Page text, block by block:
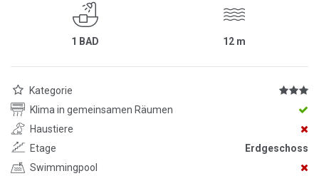
1 BAD 12 m
Kategorie
Klima in gemeinsamen Räumen
Haustiere
Etage
Erdgeschoss
Swimmingpool